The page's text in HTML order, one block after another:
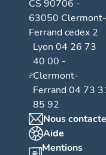
CS 90706 -
63050 Clermont-
Ferrand cedex 2
Lyon 04 26 73
40 00 -
Clermont-
Ferrand 04 73
85 92
Nous
Aide
Mentions